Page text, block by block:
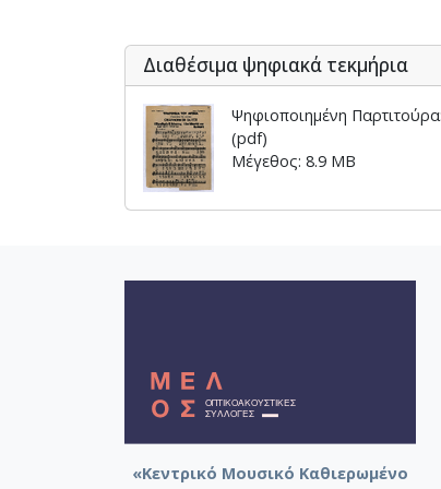
[Φάκελος] GR-As-MTH-
[Φάκελος] GR-As-MTH-
[Φάκελος] GR-As-MTH-
[Φάκελος] GR-As-MTH-
[Φάκελος] GR-As-MTH-
[Φάκελος] GR-As-MTH-
[Φάκελος] GR-As-MTH-
[Φάκελος] GR-As-MTH-
Διαθέσιμα ψηφιακά τεκμήρια
Ψηφιοποιημένη
(pdf)
Μέγεθος: 8.9 MB
«Κεντρικό Μουσικό Καθιερωμένο